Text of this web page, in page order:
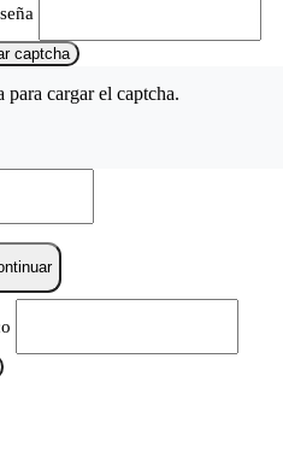
captcha
para cargar el captcha.